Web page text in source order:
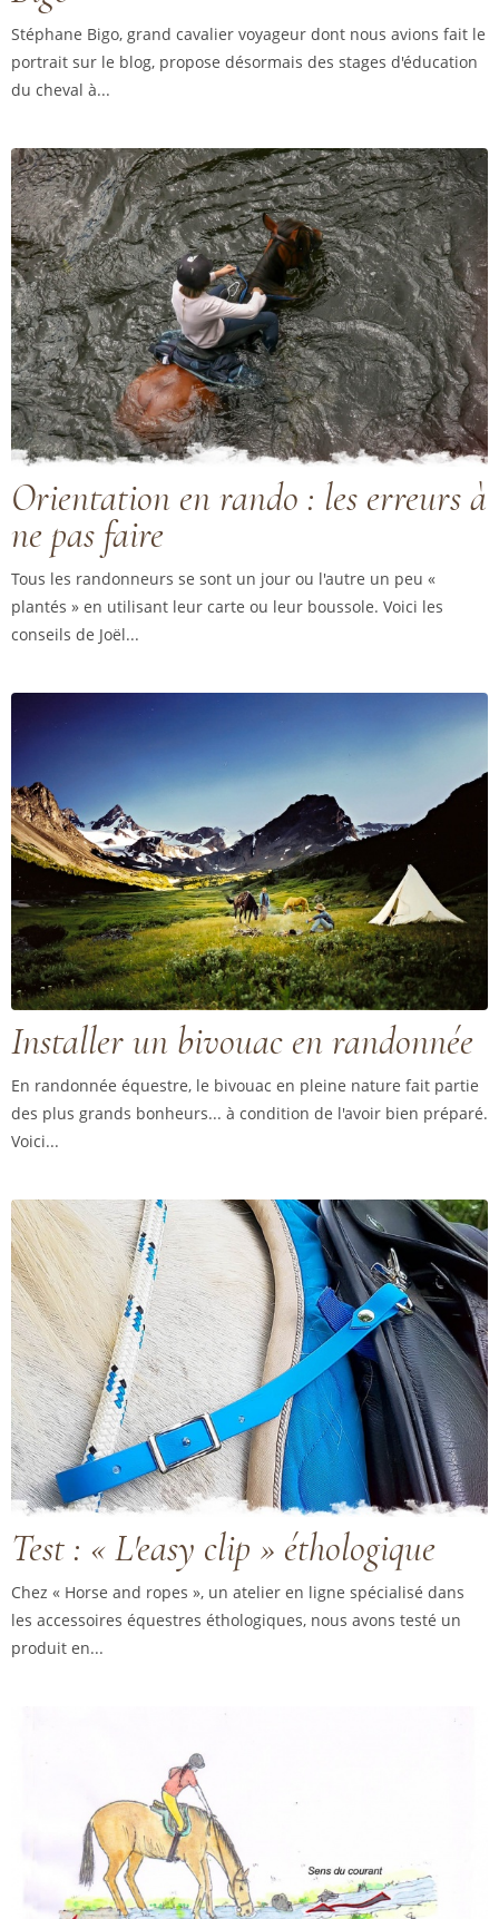
Stéphane Bigo, grand cavalier voyageur dont nous avions fait le
portrait sur le blog, propose désormais des stages d'éducation
du cheval à...
Orientation en rando : les erreurs à
ne pas faire
Tous les randonneurs se sont un jour ou l'autre un peu «
plantés » en utilisant leur carte ou leur boussole. Voici les
conseils de Joël...
Installer un bivouac en randonnée
En randonnée équestre, le bivouac en pleine nature fait partie
des plus grands bonheurs... à condition de l'avoir bien préparé.
Voici...
Test : « L'easy clip » éthologique
Chez « Horse and ropes », un atelier en ligne spécialisé dans
les accessoires équestres éthologiques, nous avons testé un
produit en...